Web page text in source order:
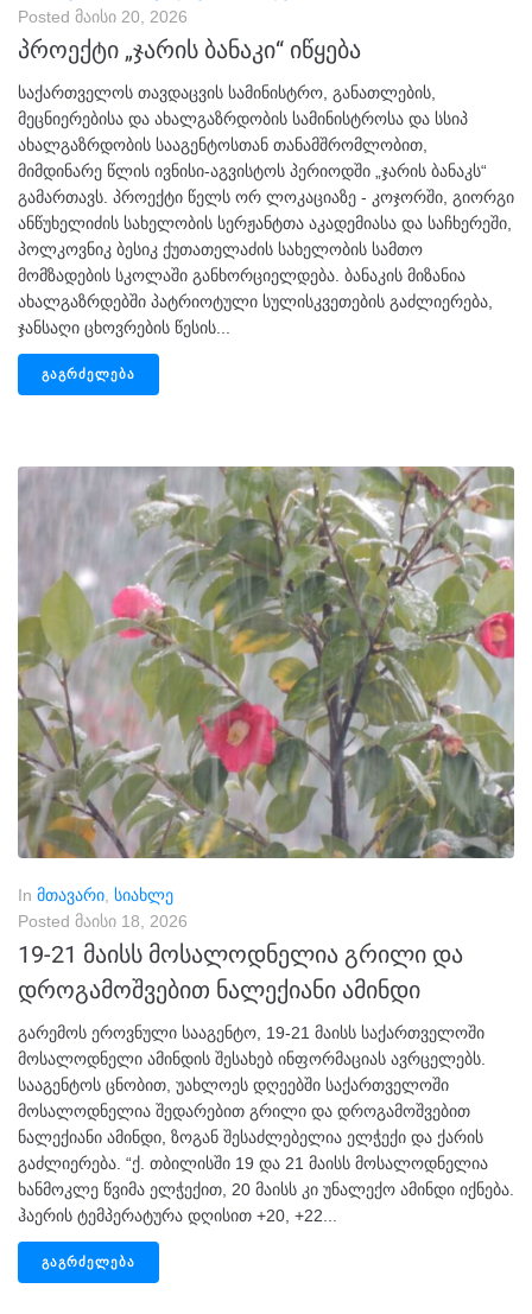
Posted მაისი 20, 2026
პროექტი „ჯარის ბანაკი“ იწყება
საქართველოს თავდაცვის სამინისტრო, განათლების,
მეცნიერებისა და ახალგაზრდობის სამინისტროსა და სსიპ
ახალგაზრდობის სააგენტოსთან თანამშრომლობით,
მიმდინარე წლის ივნისი-აგვისტოს პერიოდში „ჯარის ბანაკს“
გამართავს. პროექტი წელს ორ ლოკაციაზე - კოჯორში, გიორგი
ანწუხელიძის სახელობის სერჟანტთა აკადემიასა და საჩხერეში,
პოლკოვნიკ ბესიკ ქუთათელაძის სახელობის სამთო
მომზადების სკოლაში განხორციელდება. ბანაკის მიზანია
ახალგაზრდებში პატრიოტული სულისკვეთების გაძლიერება,
ჯანსაღი ცხოვრების წესის...
ᲒᲐᲒᲠᲫᲔᲚᲔᲑᲐ
In მთავარი სიახლე
Posted მაისი 18, 2026
19-21 მაისს მოსალოდნელია გრილი და
დროგამოშვებით ნალექიანი ამინდი
გარემოს ეროვნული სააგენტო, 19-21 მაისს საქართველოში
მოსალოდნელი ამინდის შესახებ ინფორმაციას ავრცელებს.
სააგენტოს ცნობით, უახლოეს დღეებში საქართველოში
მოსალოდნელია შედარებით გრილი და დროგამოშვებით
ნალექიანი ამინდი, ზოგან შესაძლებელია ელჭექი და ქარის
გაძლიერება. “ქ. თბილისში 19 და 21 მაისს მოსალოდნელია
ხანმოკლე წვიმა ელჭექით, 20 მაისს კი უნალექო ამინდი იქნება.
ჰაერის ტემპერატურა დღისით +20, +22...
ᲒᲐᲒᲠᲫᲔᲚᲔᲑᲐ